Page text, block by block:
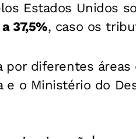
Estados Unidos
37,5%, caso os
por diferentes
e o Ministério do